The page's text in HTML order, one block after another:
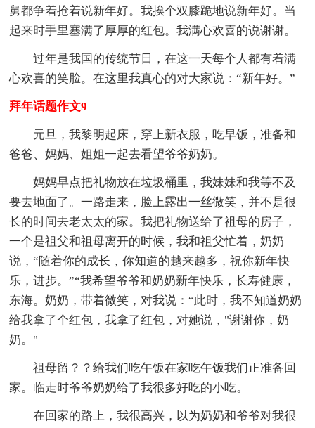
舅都争着抢着说新年好。我挨个双膝跪地说新年好。当
起来时手里塞满了厚厚的红包。我满心欢喜的说谢谢。
过年是我国的传统节日，在这一天每个人都有着满
心欢喜的笑脸。在这里我真心的对大家说：“新年好。”
拜年话题作文9
元旦，我黎明起床，穿上新衣服，吃早饭，准备和
爸爸、妈妈、姐姐一起去看望爷爷奶奶。
妈妈早点把礼物放在垃圾桶里，我妹妹和我等不及
要去地面了。一路走来，脸上露出一丝微笑，并不是很
长的时间去老太太的家。我把礼物送给了祖母的房子，
一个是祖父和祖母离开的时候，我和祖父忙着，奶奶
说，“随着你的成长，你知道的越来越多，祝你新年快
乐，进步。”“我希望爷爷和奶奶新年快乐，长寿健康，
东海。奶奶，带着微笑，对我说：“此时，我不知道奶奶
给我拿了个红包，我拿了红包，对她说，"谢谢你，奶
奶。"
祖母留？？给我们吃午饭在家吃午饭我们正准备回
家。临走时爷爷奶奶给了我很多好吃的小吃。
在回家的路上，我很高兴，以为奶奶和爷爷对我很